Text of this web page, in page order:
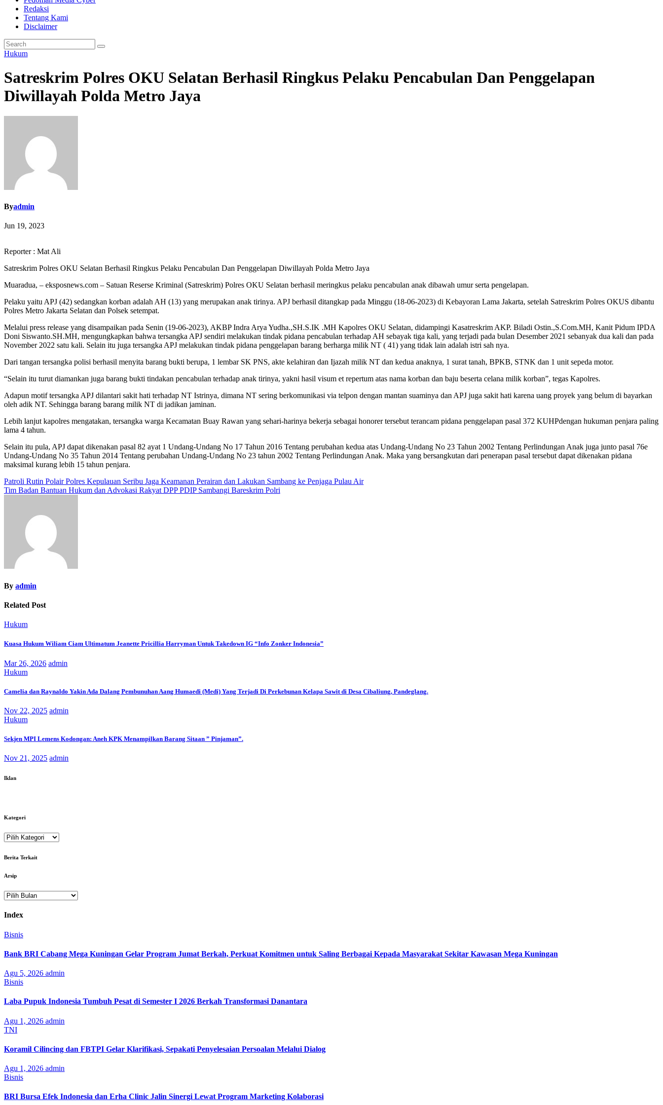
Redaksi
Tentang Kami
Disclaimer
Hukum
Satreskrim Polres OKU Selatan Berhasil Ringkus Pelaku Pencabulan Dan Penggelapan
Diwillayah Polda Metro Jaya
Byadmin
Jun 19, 2023
Reporter : Mat Ali
Satreskrim Polres OKU Selatan Berhasil Ringkus Pelaku Pencabulan Dan Penggelapan Diwillayah Polda Metro Jaya
Muaradua, – eksposnews.com – Satuan Reserse Kriminal (Satreskrim) Polres OKU Selatan berhasil meringkus pelaku pencabulan anak dibawah umur serta pengelapan.
Pelaku yaitu APJ (42) sedangkan korban adalah AH (13) yang merupakan anak tirinya. APJ berhasil ditangkap pada Minggu (18-06-2023) di Kebayoran Lama Jakarta, setelah Satreskrim Polres OKUS dibantu
Polres Metro Jakarta Selatan dan Polsek setempat.
Melalui press release yang disampaikan pada Senin (19-06-2023), AKBP Indra Arya Yudha.,SH.S.IK .MH Kapolres OKU Selatan, didampingi Kasatreskrim AKP. Biladi Ostin.,S.Com.MH, Kanit Pidum IPDA
Doni Siswanto.SH.MH, mengungkapkan bahwa tersangka APJ sendiri melakukan tindak pidana pencabulan terhadap AH sebayak tiga kali, yang terjadi pada bulan Desember 2021 sebanyak dua kali dan pada
November 2022 satu kali. Selain itu juga tersangka APJ melakukan tindak pidana penggelapan barang berharga milik NT ( 41) yang tidak lain adalah istri sah nya.
Dari tangan tersangka polisi berhasil menyita barang bukti berupa, 1 lembar SK PNS, akte kelahiran dan Ijazah milik NT dan kedua anaknya, 1 surat tanah, BPKB, STNK dan 1 unit sepeda motor.
“Selain itu turut diamankan juga barang bukti tindakan pencabulan terhadap anak tirinya, yakni hasil visum et repertum atas nama korban dan baju beserta celana milik korban”, tegas Kapolres.
Adapun motif tersangka APJ dilantari sakit hati terhadap NT Istrinya, dimana NT sering berkomunikasi via telpon dengan mantan suaminya dan APJ juga sakit hati karena uang proyek yang belum di bayarkan
oleh adik NT. Sehingga barang barang milik NT di jadikan jaminan.
Lebih lanjut kapolres mengatakan, tersangka warga Kecamatan Buay Rawan yang sehari-harinya bekerja sebagai honorer tersebut terancam pidana penggelapan pasal 372 KUHPdengan hukuman penjara paling
lama 4 tahun.
Selain itu pula, APJ dapat dikenakan pasal 82 ayat 1 Undang-Undang No 17 Tahun 2016 Tentang perubahan kedua atas Undang-Undang No 23 Tahun 2002 Tentang Perlindungan Anak juga junto pasal 76e
Undang-Undang No 35 Tahun 2014 Tentang perubahan Undang-Undang No 23 tahun 2002 Tentang Perlindungan Anak. Maka yang bersangkutan dari penerapan pasal tersebut dapat dikenakan pidana
maksimal kurang lebih 15 tahun penjara.
Navigasi
pos
Patroli Rutin Polair Polres Kepulauan Seribu Jaga Keamanan Perairan dan Lakukan Sambang ke Penjaga Pulau Air
Tim Badan Bantuan Hukum dan Advokasi Rakyat DPP PDIP Sambangi Bareskrim Polri
By admin
Related Post
Hukum
Kuasa Hukum Wiliam Ciam Ultimatum Jeanette Pricillia Harryman Untuk Takedown IG “Info Zonker Indonesia”
Mar 26, 2026 admin
Hukum
Camelia dan Raynaldo Yakin Ada Dalang Pembunuhan Aang Humaedi (Medi) Yang Terjadi Di Perkebunan Kelapa Sawit di Desa Cibaliung, Pandeglang.
Nov 22, 2025 admin
Hukum
Sekjen MPI Lemens Kodongan: Aneh KPK Menampilkan Barang Sitaan ” Pinjaman”.
Nov 21, 2025 admin
Iklan
Kategori
Kategori
Berita Terkait
Arsip
Arsip
Index
Bisnis
Bank BRI Cabang Mega Kuningan Gelar Program Jumat Berkah, Perkuat Komitmen untuk Saling Berbagai Kepada Masyarakat Sekitar Kawasan Mega Kuningan
Agu 5, 2026 admin
Bisnis
Laba Pupuk Indonesia Tumbuh Pesat di Semester I 2026 Berkah Transformasi Danantara
Agu 1, 2026 admin
TNI
Koramil Cilincing dan FBTPI Gelar Klarifikasi, Sepakati Penyelesaian Persoalan Melalui Dialog
Agu 1, 2026 admin
Bisnis
BRI Bursa Efek Indonesia dan Erha Clinic Jalin Sinergi Lewat Program Marketing Kolaborasi